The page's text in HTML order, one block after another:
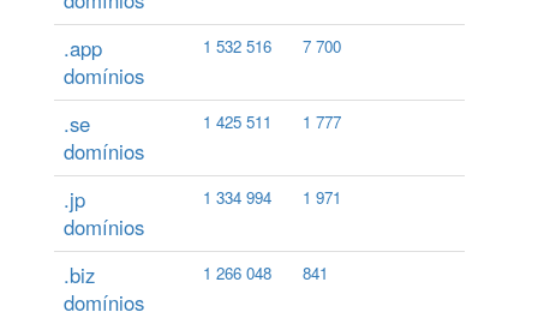
.app
domínios
1 532 516 7 700
.se
domínios
1 425 511 1 777
.jp
domínios
1 334 994 1 971
.biz
domínios
1 266 048 841